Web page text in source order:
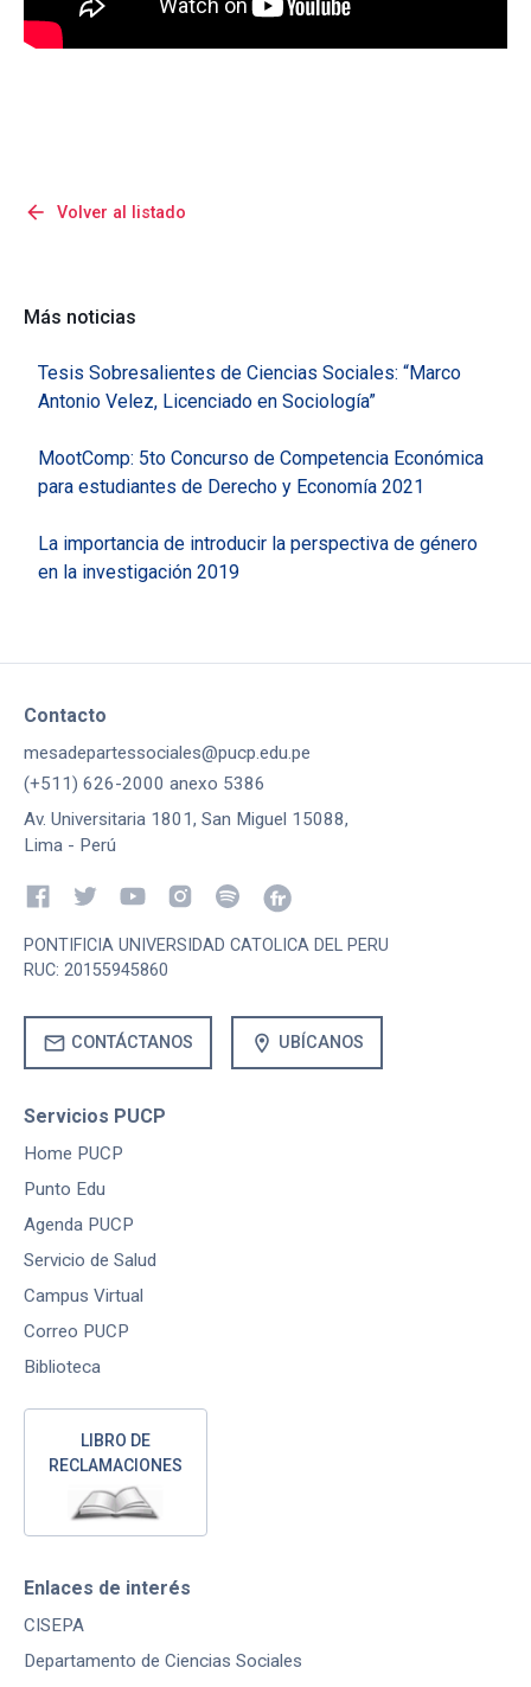
arrow_back Volver al listado
Más noticias
Tesis Sobresalientes de Ciencias Sociales: “Marco
Antonio Velez, Licenciado en Sociología”
MootComp: 5to Concurso de Competencia Económica
para estudiantes de Derecho y Economía 2021
La importancia de introducir la perspectiva de género
en la investigación 2019
Contacto
mesadepartessociales@pucp.edu.pe
(+511) 626-2000 anexo 5386
Av. Universitaria 1801, San Miguel 15088,
Lima - Perú
PONTIFICIA UNIVERSIDAD CATOLICA DEL PERU
RUC: 20155945860
mail CONTÁCTANOS location_on UBÍCANOS
Servicios PUCP
Home PUCP
Punto Edu
Agenda PUCP
Servicio de Salud
Campus Virtual
Correo PUCP
Biblioteca
LIBRO DE
RECLAMACIONES
Enlaces de interés
CISEPA
Departamento de Ciencias Sociales